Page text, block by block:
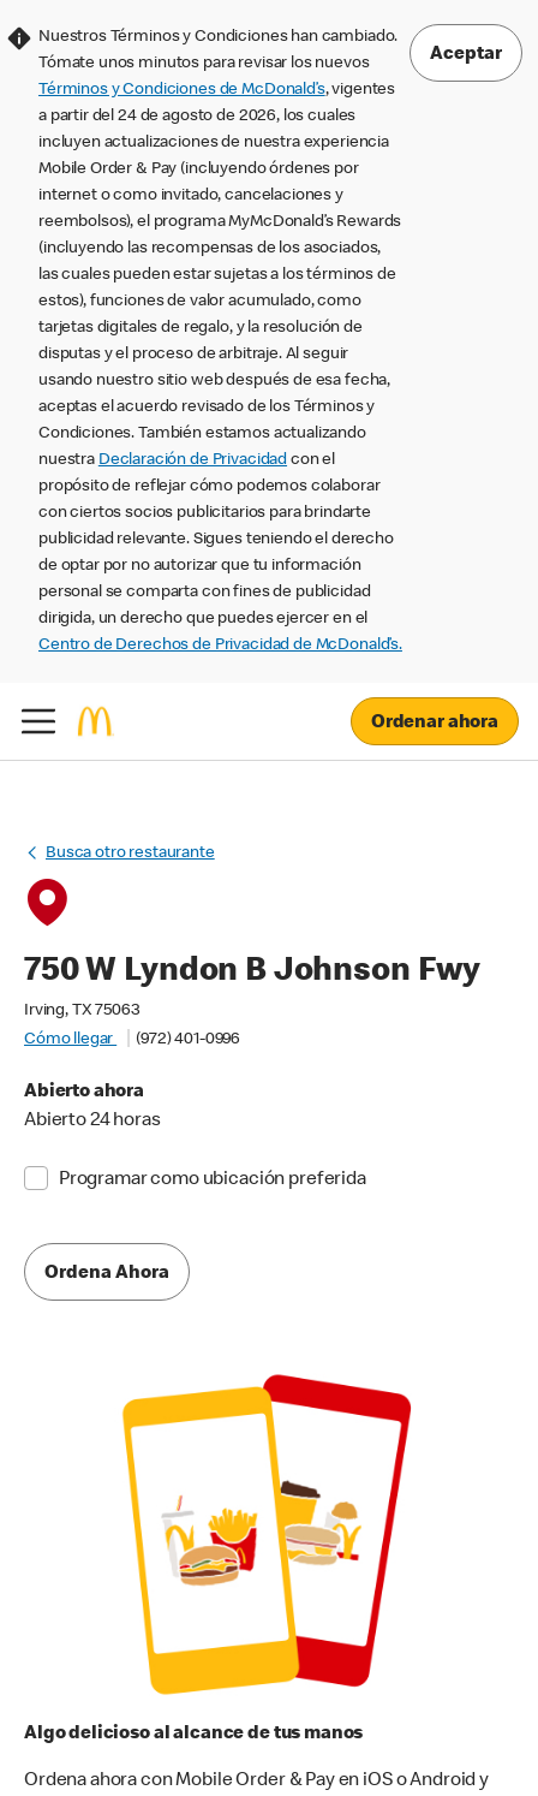
Nuestros Términos y Condiciones han cambiado.
Tómate unos minutos para revisar los nuevos
Términos y Condiciones de McDonald’s, vigentes
a partir del 24 de agosto de 2026, los cuales
incluyen actualizaciones de nuestra experiencia
Mobile Order & Pay (incluyendo órdenes por
internet o como invitado, cancelaciones y
reembolsos), el programa MyMcDonald’s Rewards
(incluyendo las recompensas de los asociados,
las cuales pueden estar sujetas a los términos de
estos), funciones de valor acumulado, como
tarjetas digitales de regalo, y la resolución de
disputas y el proceso de arbitraje. Al seguir
usando nuestro sitio web después de esa fecha,
aceptas el acuerdo revisado de los Términos y
Condiciones. También estamos actualizando
nuestra Declaración de Privacidad con el
propósito de reflejar cómo podemos colaborar
con ciertos socios publicitarios para brindarte
publicidad relevante. Sigues teniendo el derecho
de optar por no autorizar que tu información
personal se comparta con fines de publicidad
dirigida, un derecho que puedes ejercer en el
Centro de Derechos de Privacidad de McDonald’s.
Aceptar
Ordenar ahora
Busca otro restaurante
750 W Lyndon B Johnson Fwy
Irving, TX 75063
Cómo llegar
(972) 401-0996
Abierto ahora
Abierto 24 horas
Programar como ubicación preferida
Ordena Ahora
Algo delicioso al alcance de tus manos
Ordena ahora con Mobile Order & Pay en iOS o Android y